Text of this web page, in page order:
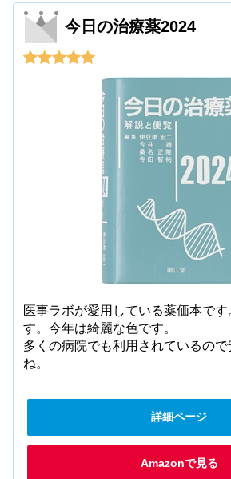
今日の治療薬2024
医事ラボが愛用している薬価本です
す。今年は綺麗な色です。
多くの病院でも利用されているの
ね。
詳細ページ
Amazonで見る